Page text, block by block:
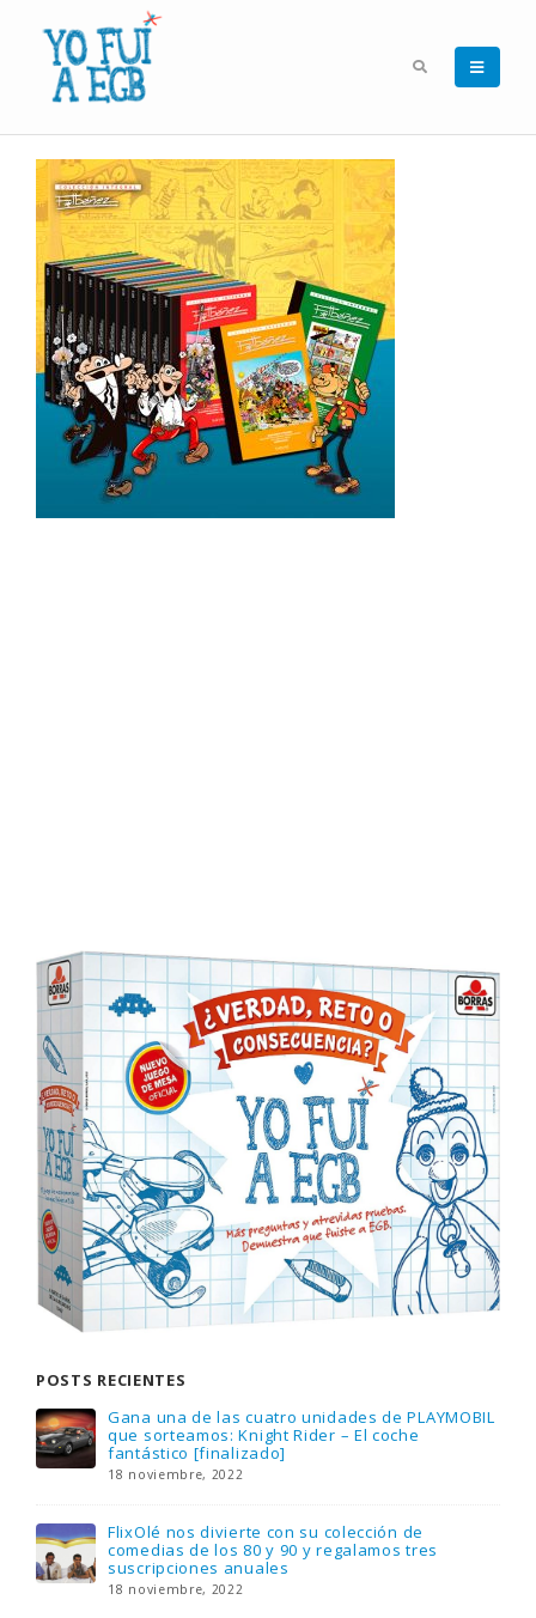
POSTS RECIENTES
Gana una de las cuatro unidades de PLAYMOBIL
que sorteamos: Knight Rider – El coche
fantástico [finalizado]
18 noviembre, 2022
FlixOlé nos divierte con su colección de
comedias de los 80 y 90 y regalamos tres
suscripciones anuales
18 noviembre, 2022